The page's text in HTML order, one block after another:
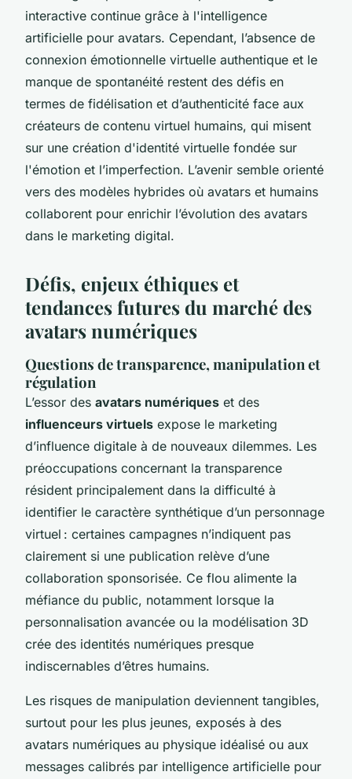
interactive continue grâce à l'intelligence
artificielle pour avatars. Cependant, l’absence de
connexion émotionnelle virtuelle authentique et le
manque de spontanéité restent des défis en
termes de fidélisation et d’authenticité face aux
créateurs de contenu virtuel humains, qui misent
sur une création d'identité virtuelle fondée sur
l'émotion et l’imperfection. L’avenir semble orienté
vers des modèles hybrides où avatars et humains
collaborent pour enrichir l’évolution des avatars
dans le marketing digital.
Défis, enjeux éthiques et
tendances futures du marché des
avatars numériques
Questions de transparence, manipulation et
régulation
L’essor des avatars numériques et des
influenceurs virtuels expose le marketing
d’influence digitale à de nouveaux dilemmes. Les
préoccupations concernant la transparence
résident principalement dans la difficulté à
identifier le caractère synthétique d’un personnage
virtuel : certaines campagnes n’indiquent pas
clairement si une publication relève d’une
collaboration sponsorisée. Ce flou alimente la
méfiance du public, notamment lorsque la
personnalisation avancée ou la modélisation 3D
crée des identités numériques presque
indiscernables d’êtres humains.
Les risques de manipulation deviennent tangibles,
surtout pour les plus jeunes, exposés à des
avatars numériques au physique idéalisé ou aux
messages calibrés par intelligence artificielle pour